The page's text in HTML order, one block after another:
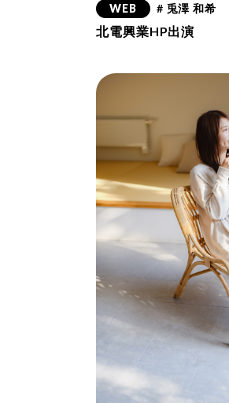
WEB # 兎澤 和希
北電興業HP出演